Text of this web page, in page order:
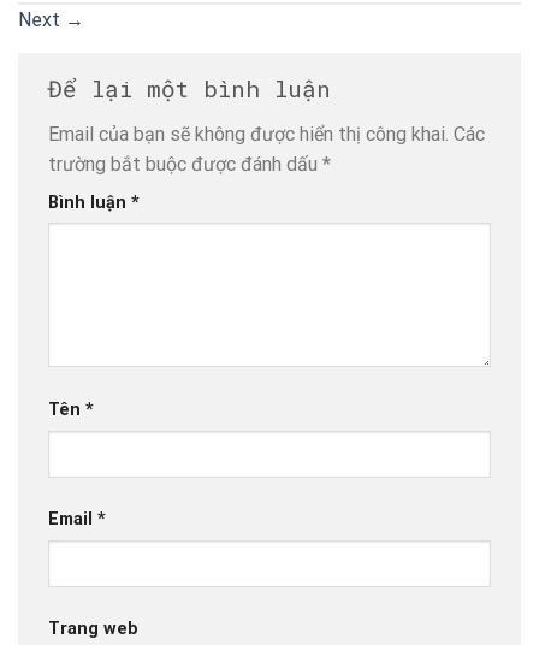
Next →
Để lại một bình luận
Email của bạn sẽ không được hiển thị công khai. Các
trường bắt buộc được đánh dấu *
Bình luận *
Tên *
Email *
Trang web